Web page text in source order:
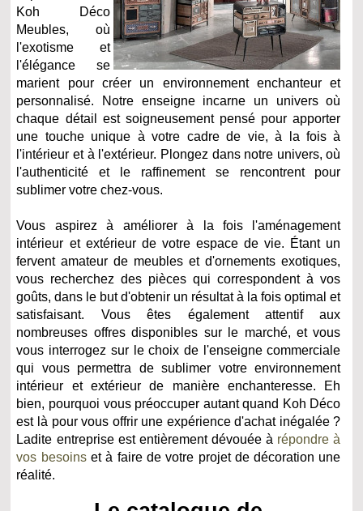
Koh Déco
Meubles, où
l'exotisme et
l'élégance se
marient pour créer un environnement enchanteur et
personnalisé. Notre enseigne incarne un univers où
chaque détail est soigneusement pensé pour apporter
une touche unique à votre cadre de vie, à la fois à
l'intérieur et à l'extérieur. Plongez dans notre univers, où
l'authenticité et le raffinement se rencontrent pour
sublimer votre chez-vous.
Vous aspirez à améliorer à la fois l'aménagement
intérieur et extérieur de votre espace de vie. Étant un
fervent amateur de meubles et d'ornements exotiques,
vous recherchez des pièces qui correspondent à vos
goûts, dans le but d'obtenir un résultat à la fois optimal et
satisfaisant. Vous êtes également attentif aux
nombreuses offres disponibles sur le marché, et vous
vous interrogez sur le choix de l'enseigne commerciale
qui vous permettra de sublimer votre environnement
intérieur et extérieur de manière enchanteresse. Eh
bien, pourquoi vous préoccuper autant quand Koh Déco
est là pour vous offrir une expérience d'achat inégalée ?
Ladite entreprise est entièrement dévouée à répondre à
vos besoinset à faire de votre projet de décoration une
réalité.